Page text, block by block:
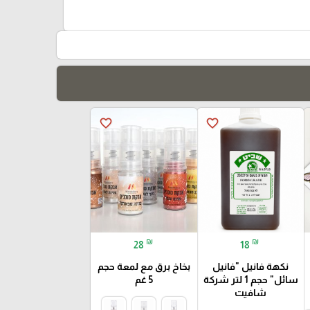
favorite_border
18 ₪
نكهة فانيل "فانيل
سائل" حجم 1 لتر شركة
شافيت
favorite_border
28 ₪
بخاخ برق مع لمعة حجم
5 غم